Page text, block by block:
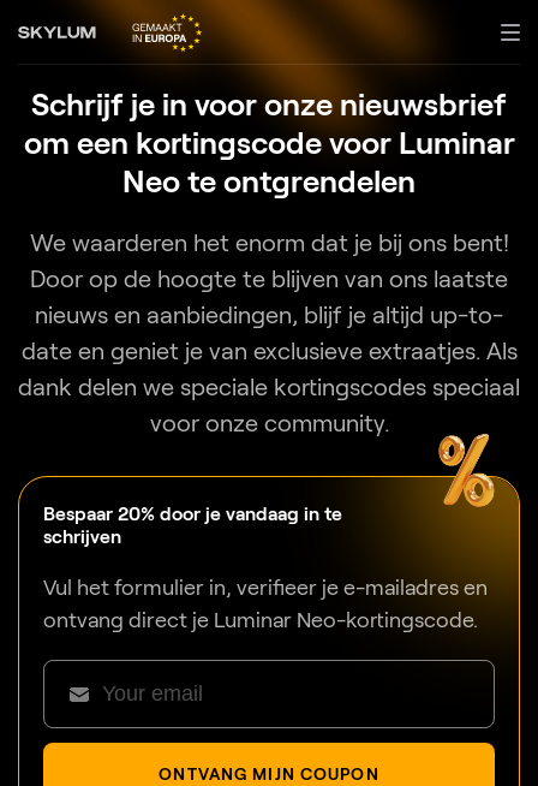
Schrijf je in voor onze nieuwsbrief
om een kortingscode voor Luminar
Neo te ontgrendelen
We waarderen het enorm dat je bij ons bent!
Door op de hoogte te blijven van ons laatste
nieuws en aanbiedingen, blijf je altijd up-to-
date en geniet je van exclusieve extraatjes. Als
dank delen we speciale kortingscodes speciaal
voor onze community.
Bespaar 20% door je vandaag in te
schrijven
Vul het formulier in, verifieer je e-mailadres en
ontvang direct je Luminar Neo-kortingscode.
ONTVANG MIJN COUPON